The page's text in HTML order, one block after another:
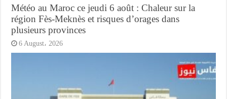
Météo au Maroc ce jeudi 6 août : Chaleur sur la
région Fès-Meknès et risques d’orages dans
plusieurs provinces
6 August، 2026